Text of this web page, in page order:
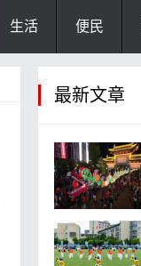
生活 便民
最新文章